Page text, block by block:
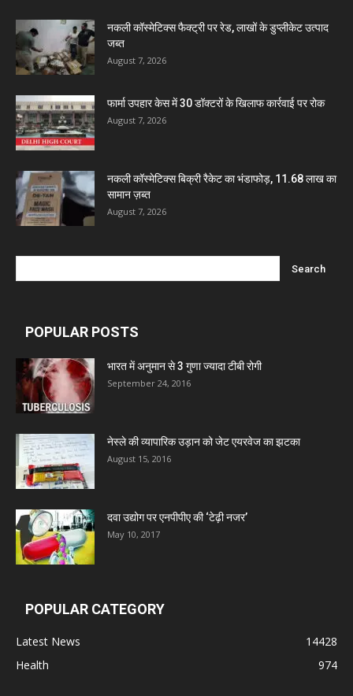
नकली कॉस्मेटिक्स फैक्ट्री पर रेड, लाखों के डुप्लीकेट उत्पाद
जब्त
August 7, 2026
फार्मा उपहार केस में 30 डॉक्टरों के खिलाफ कार्रवाई पर रोक
August 7, 2026
नकली कॉस्मेटिक्स बिक्री रैकेट का भंडाफोड़, 11.68 लाख का
सामान ज़ब्त
August 7, 2026
POPULAR POSTS
भारत में अनुमान से 3 गुणा ज्यादा टीबी रोगी
September 24, 2016
नेस्ले की व्यापारिक उड़ान को जेट एयरवेज का झटका
August 15, 2016
दवा उद्योग पर एनपीपीए की ‘टेढ़ी नजर’
May 10, 2017
POPULAR CATEGORY
Latest News
14428
Health
974